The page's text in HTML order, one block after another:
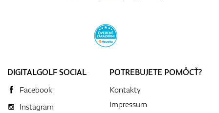
DIGITALGOLF SOCIAL
Facebook
Instagram
POTREBUJETE POMÔCŤ?
Kontakty
Impressum